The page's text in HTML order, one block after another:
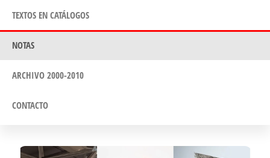
TEXTOS EN CATÁLOGOS
NOTAS
ARCHIVO 2000-2010
CONTACTO